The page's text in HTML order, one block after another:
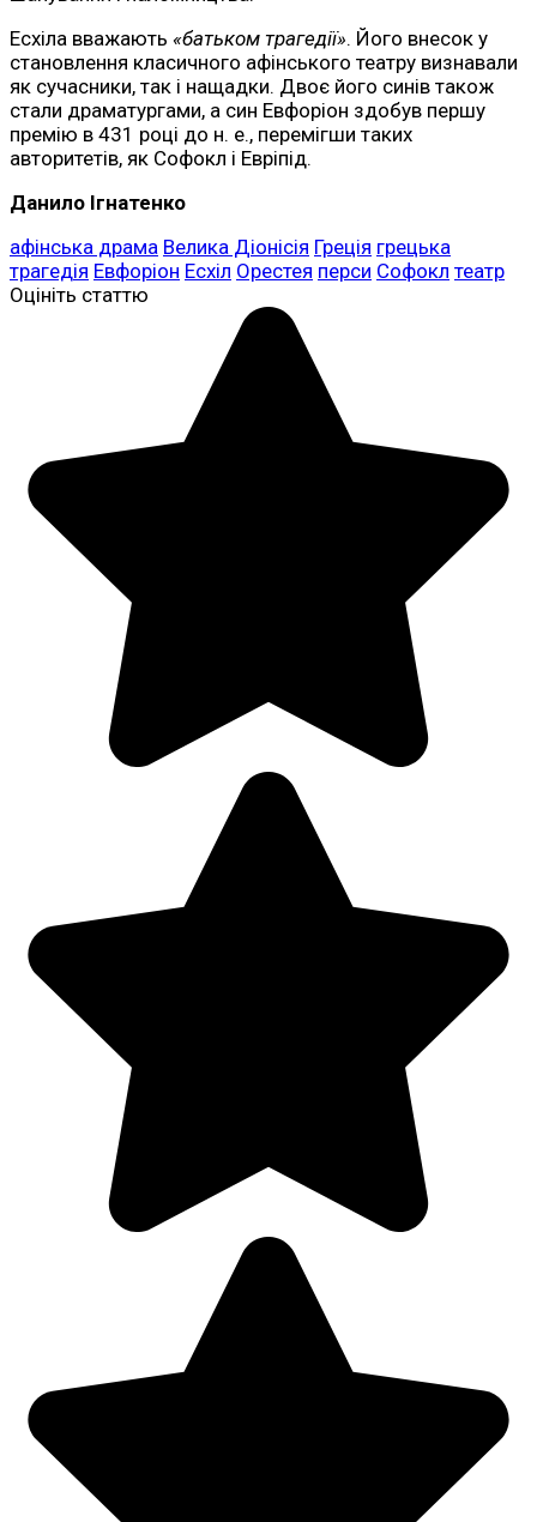
Есхіла вважають «батьком трагедії». Його внесок у
становлення класичного афінського театру визнавали
як сучасники, так і нащадки. Двоє його синів також
стали драматургами, а син Евфоріон здобув першу
премію в 431 році до н. е., перемігши таких
авторитетів, як Софокл і Евріпід.
Данило Ігнатенко
афінська драма Велика Діонісія Греція грецька
трагедія Евфоріон Есхіл Орестея перси Софокл театр
Оцініть статтю